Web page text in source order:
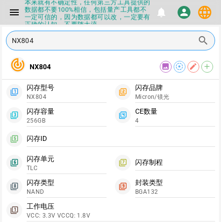
menu
数据都不要100%相信，包括量产工具都不
一定可信的，因为数据都可以改，一定要有
正确的认知，不要随大流
▪如果发现数据有错误，或者存在误导，欢
迎积极反馈，Flashinfo尽量维护最正确的
签啦，使用更加丝滑，快点击下载吧
下载服务会暂停一段时间才能恢复
▪Flashinfo提供的所有数据仅供参考，DIY
本来就有不确定性，任何第三方工具提供的
一定可信的，因为数据都可以改，一定要有
正确的认知，不要随大流
迎积极反馈，Flashinfo尽量维护最正确的
指导性数据
▪Flashinfo APP更新技术规格和量产工具标
签啦，使用更加丝滑，快点击下载吧
notifications person language
search
track_changes NX804 image filter_tilt_shift edit add
filter_1
闪存型号
NX804
filter_2
闪存品牌
Micron/镁光
filter_3
闪存容量
256GB
filter_4
CE数量
4
filter_5 闪存ID
filter_6
闪存单元
TLC
filter_7 闪存制程
filter_8
闪存类型
NAND
filter_9
封装类型
BGA132
filter_1
工作电压
VCC: 3.3V VCCQ: 1.8V